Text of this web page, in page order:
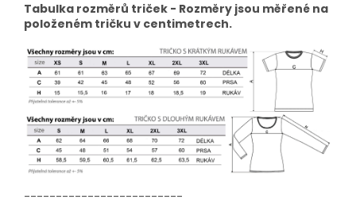
Tabulka rozměrů triček - Rozměry jsou měřené na
položeném tričku v centimetrech.